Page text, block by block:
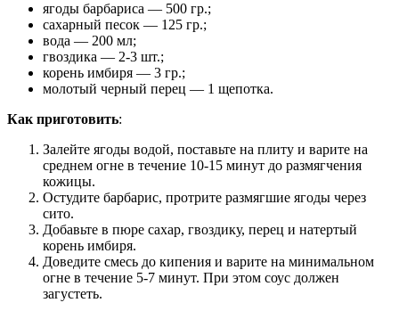
ягоды барбариса — 500 гр.;
сахарный песок — 125 гр.;
вода — 200 мл;
гвоздика — 2-3 шт.;
корень имбиря — 3 гр.;
молотый черный перец — 1 щепотка.
Как приготовить:
Залейте ягоды водой, поставьте на плиту и варите на
среднем огне в течение 10-15 минут до размягчения
кожицы.
Остудите барбарис, протрите размягшие ягоды через
сито.
Добавьте в пюре сахар, гвоздику, перец и натертый
корень имбиря.
Доведите смесь до кипения и варите на минимальном
огне в течение 5-7 минут. При этом соус должен
загустеть.